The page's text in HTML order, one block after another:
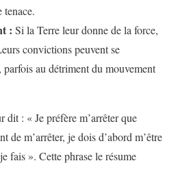
tenace.
: Si la Terre leur donne de la force,
convictions peuvent se
au détriment du mouvement
dit : « Je préfère m’arrêter que
m’arrêter, je dois d’abord m’être
fais ». Cette phrase le résume